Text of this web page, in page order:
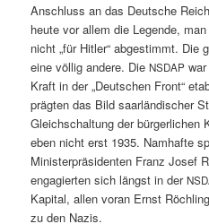
Anschluss an das Deutsche
heute vor allem die Leg­ende,
nicht „für Hitler“ abges­timmt. Die
eine völ­lig andere. DieNSDAP
Kraft in der „Deutschen Front“
prägten das Bild saar­ländis­ch­er
Gle­ich­schal­tung der bürg­er­lichen
eben nicht erst 1935. Namhafte
Min­is­ter­präsi­den­ten Franz Josef
engagierten sich längst in der
Kap­i­tal, allen voran Ernst
zu den Nazis.